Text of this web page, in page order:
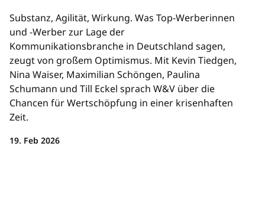
Substanz, Agilität, Wirkung. Was Top-Werberinnen
und -Werber zur Lage der
Kommunikationsbranche in Deutschland sagen,
zeugt von großem Optimismus. Mit Kevin Tiedgen,
Nina Waiser, Maximilian Schöngen, Paulina
Schumann und Till Eckel sprach W&V über die
Chancen für Wertschöpfung in einer krisenhaften
Zeit.
19. Feb 2026